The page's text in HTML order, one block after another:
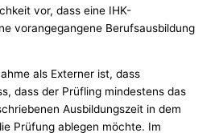
vor, dass eine IHK-
vorangegangene Berufsausbildung
als Externer ist, dass
dass der Prüfling mindestens das
Ausbildungszeit in dem
Prüfung ablegen möchte. Im